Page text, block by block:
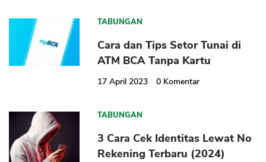
TABUNGAN
Cara dan Tips Setor Tunai di
ATM BCA Tanpa Kartu
17 April 2023 0 Komentar
TABUNGAN
3 Cara Cek Identitas Lewat No
Rekening Terbaru (2024)